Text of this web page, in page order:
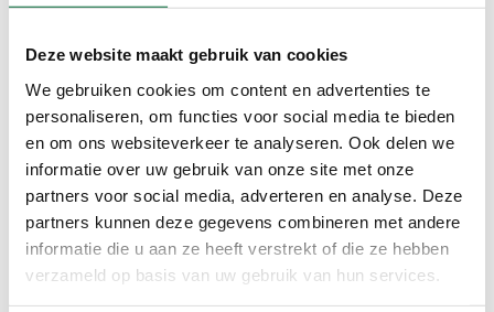
Deze website maakt gebruik van cookies
We gebruiken cookies om content en advertenties te
personaliseren, om functies voor social media te bieden
en om ons websiteverkeer te analyseren. Ook delen we
informatie over uw gebruik van onze site met onze
partners voor social media, adverteren en analyse. Deze
partners kunnen deze gegevens combineren met andere
informatie die u aan ze heeft verstrekt of die ze hebben
verzameld op basis van uw gebruik van hun services.
De route is verdeeld in 5 dagetappes.
Bergwandelaars met een uitstekende lichamelijke
conditie wandelen van bergtop naar bergtop; wie
het liever wat rustiger aan doet, kiest gewoon de
eenvoudigere versie van de route en geniet zo
toch volop van de natuur.
Tips
De Osttirol Glockner-Dolomiten Card: deze
card combineert 26 attracties op een